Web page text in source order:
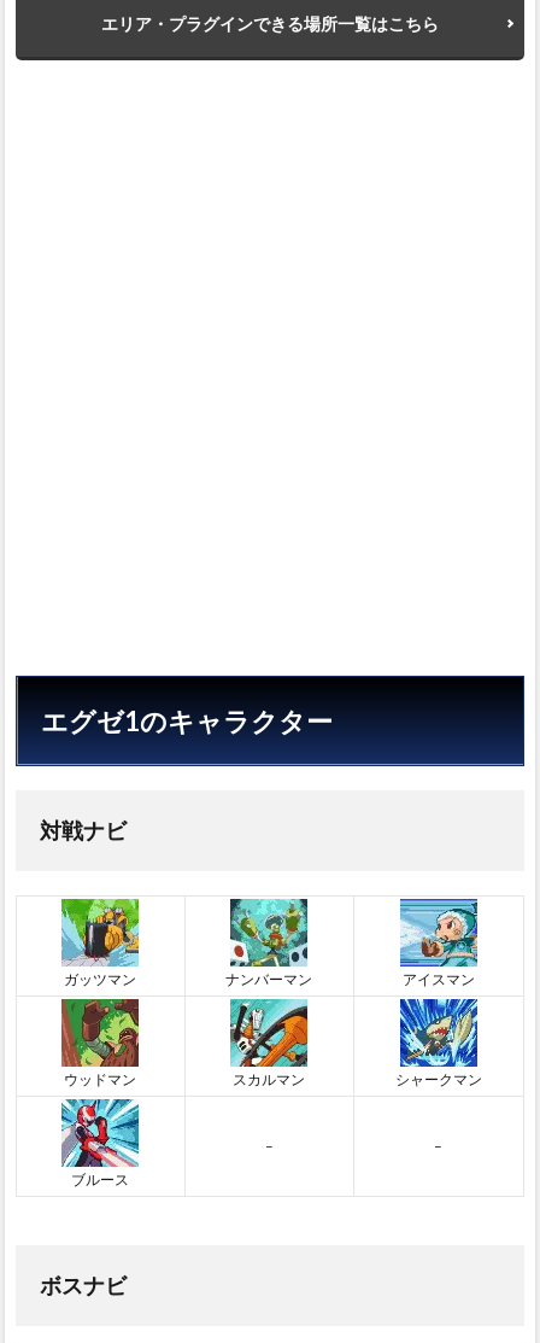
エリア・プラグインできる場所一覧はこちら
エグゼ1のキャラクター
対戦ナビ
ガッツマン ナンバーマン アイスマン
ウッドマン スカルマン シャークマン
ブルース
– –
ボスナビ